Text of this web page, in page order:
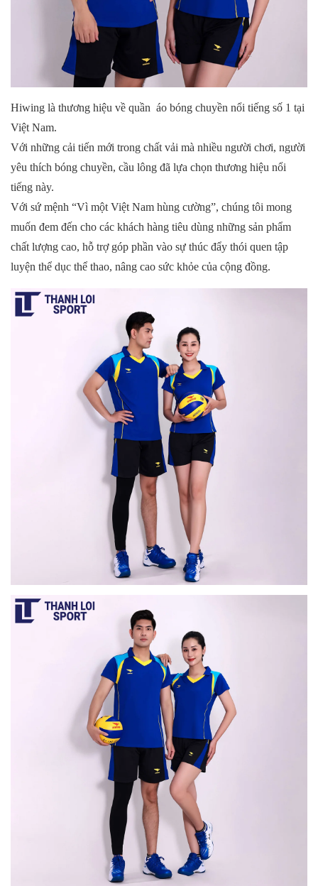
Hiwing là thương hiệu về quần áo bóng chuyền nổi tiếng số 1 tại
Việt Nam.
Với những cải tiến mới trong chất vải mà nhiều người chơi, người
yêu thích bóng chuyền, cầu lông đã lựa chọn thương hiệu nổi
tiếng này.
Với sứ mệnh “Vì một Việt Nam hùng cường”, chúng tôi mong
muốn đem đến cho các khách hàng tiêu dùng những sản phẩm
chất lượng cao, hỗ trợ góp phần vào sự thúc đẩy thói quen tập
luyện thể dục thể thao, nâng cao sức khỏe của cộng đồng.